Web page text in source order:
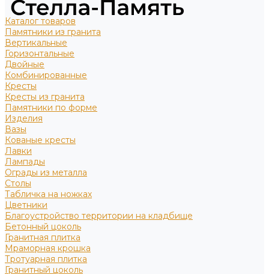
Каталог товаров
Памятники из гранита
Вертикальные
Горизонтальные
Двойные
Комбинированные
Кресты
Кресты из гранита
Памятники по форме
Изделия
Вазы
Кованые кресты
Лавки
Лампады
Ограды из металла
Столы
Табличка на ножках
Цветники
Благоустройство территории на кладбище
Бетонный цоколь
Гранитная плитка
Мраморная крошка
Тротуарная плитка
Гранитный цоколь